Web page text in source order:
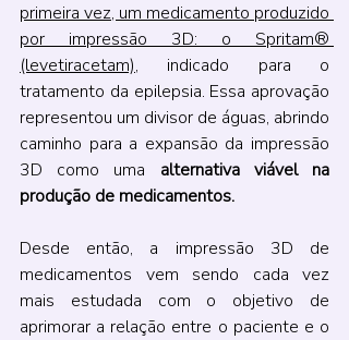
primeira vez, um medicamento produzido
por impressão 3D: o Spritam®
(levetiracetam), indicado para o
tratamento da epilepsia. Essa aprovação
representou um divisor de águas, abrindo
caminho para a expansão da impressão
3D como uma alternativa viável na
produção de medicamentos.
Desde então, a impressão 3D de
medicamentos vem sendo cada vez
mais estudada com o objetivo de
aprimorar a relação entre o paciente e o